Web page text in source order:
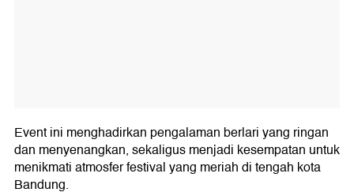
Event ini menghadirkan pengalaman berlari yang ringan
dan menyenangkan, sekaligus menjadi kesempatan untuk
menikmati atmosfer festival yang meriah di tengah kota
Bandung.